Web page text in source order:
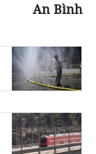
An Bình